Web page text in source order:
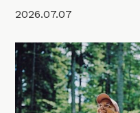
2026.07.07